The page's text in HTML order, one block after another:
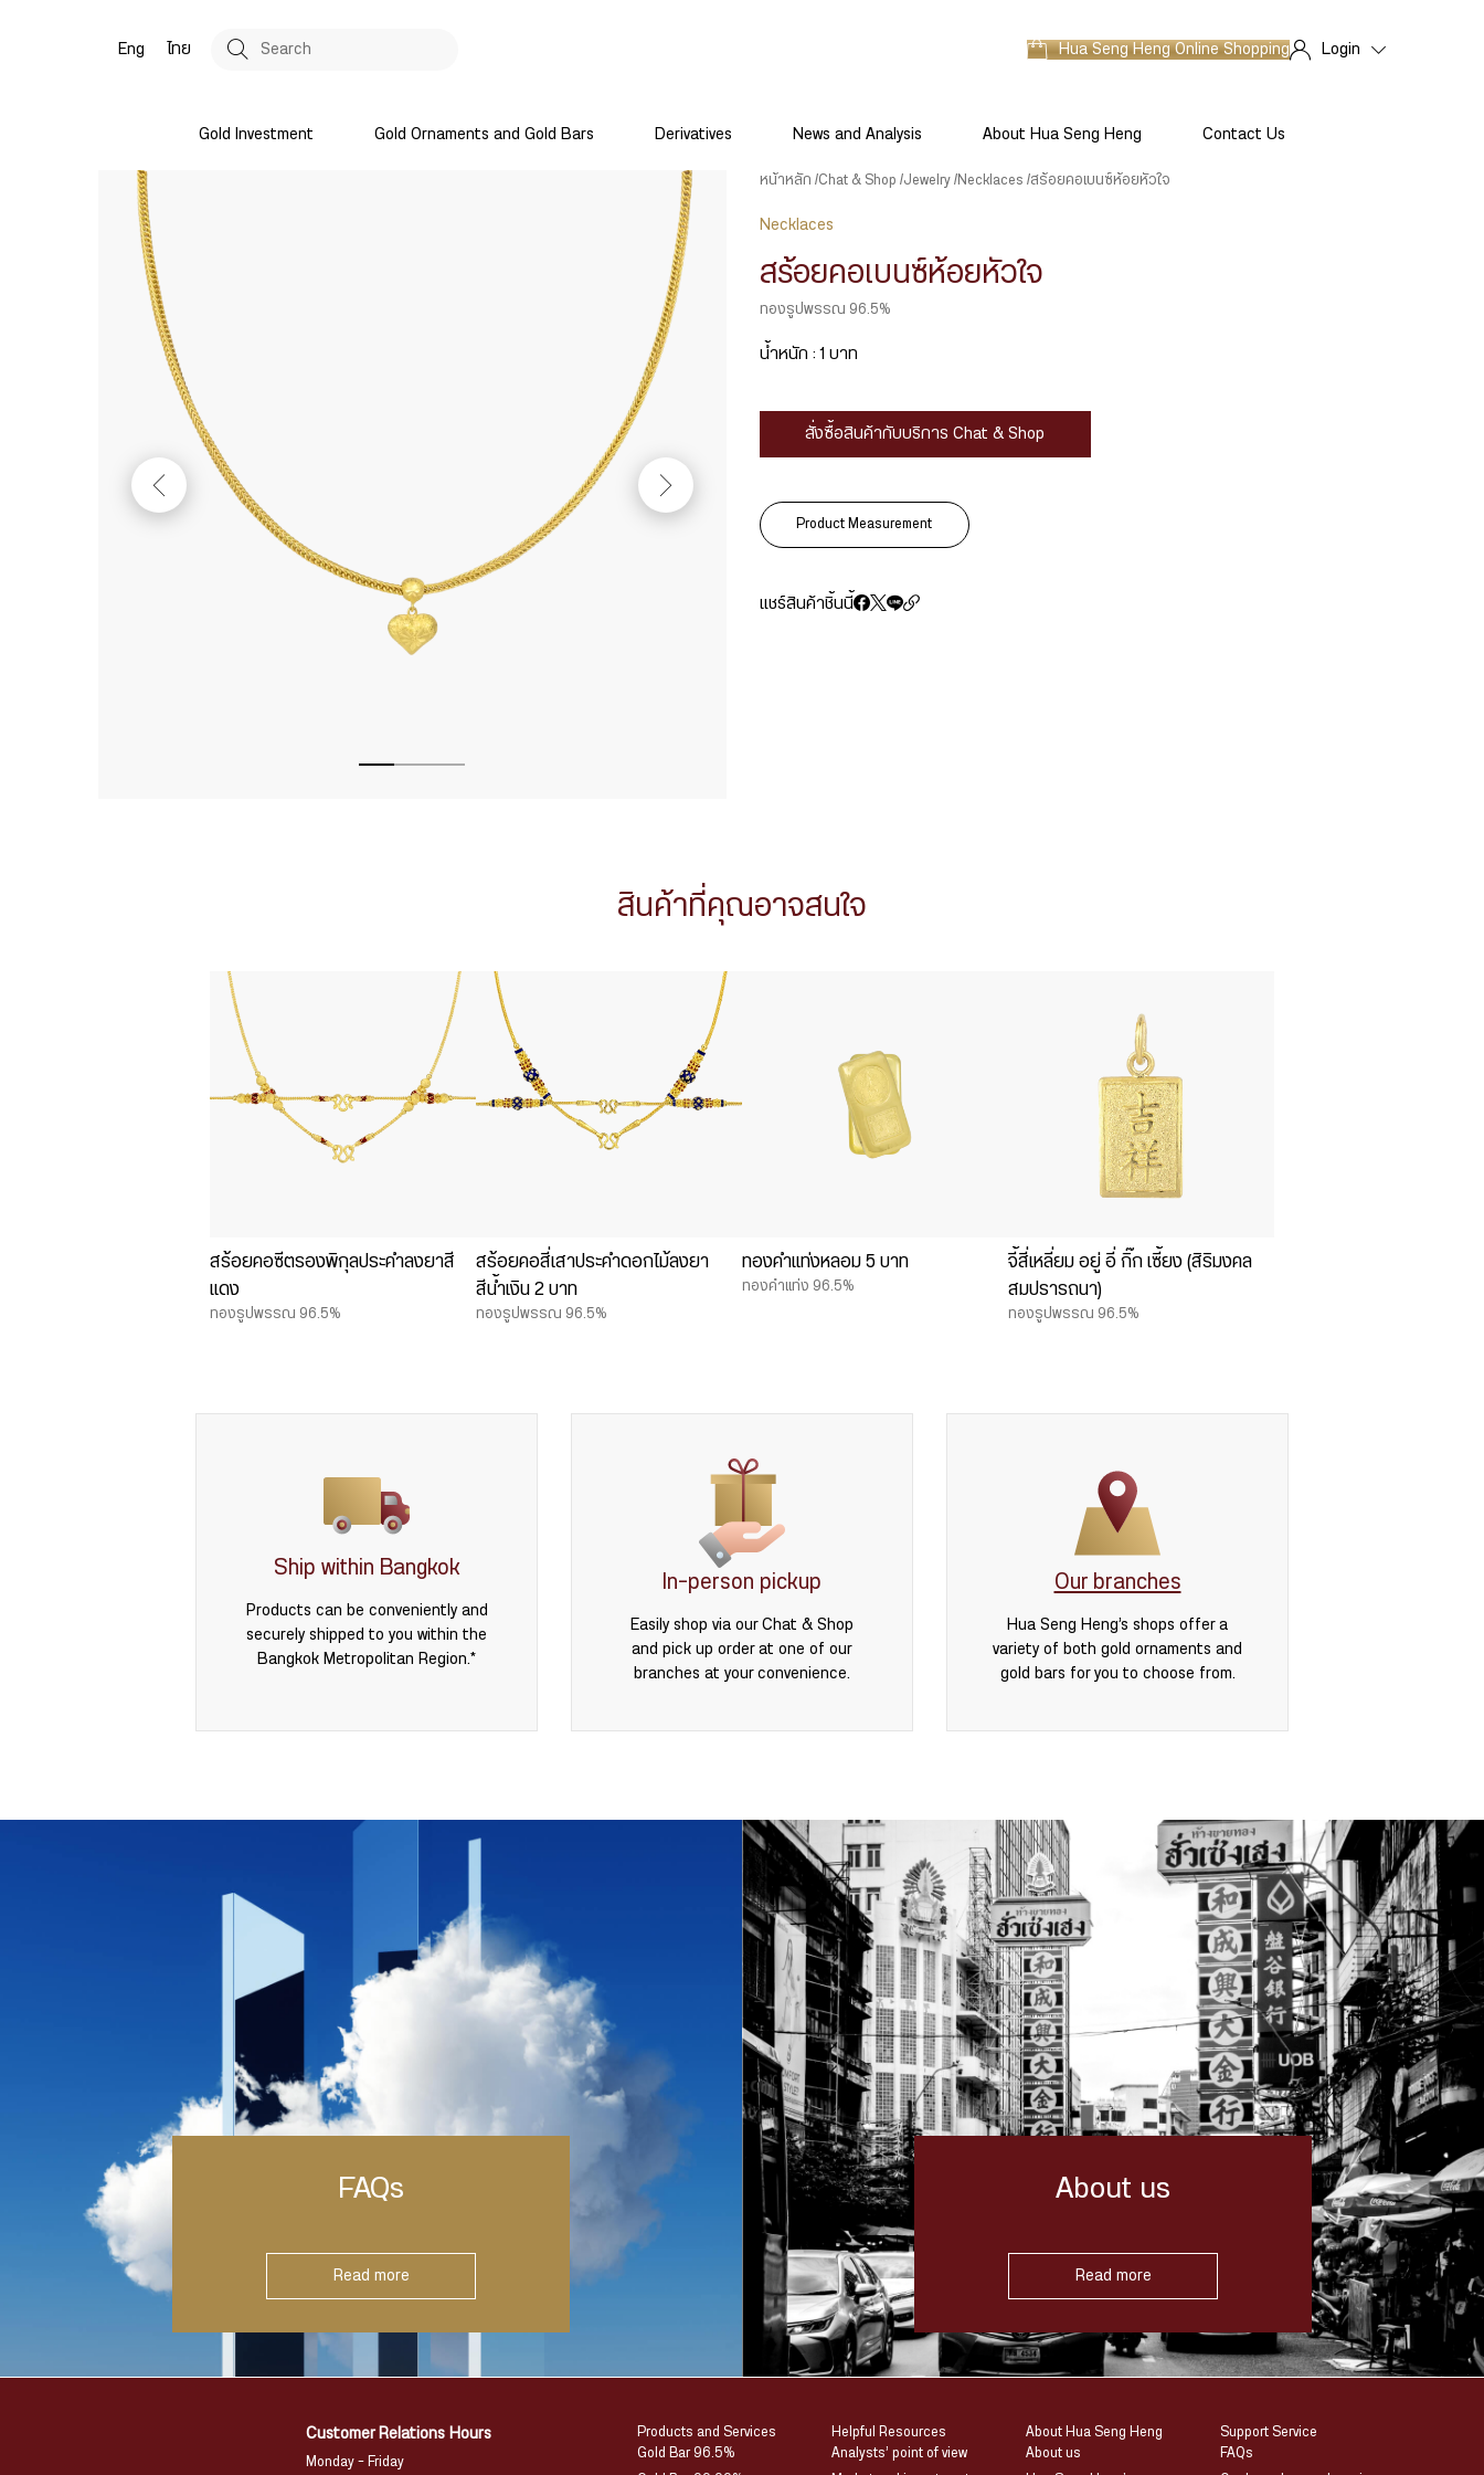
Eng ไทย Hua Seng HengOnline Shopping Login
Gold Investment Gold Ornaments and Gold Bars Derivatives News and Analysis About Hua Seng Heng Contact Us
หน้าหลัก Chat & Shop Jewelry Necklaces สร้อยคอเบนซ์ห้อยหัวใจ
Necklaces
สร้อยคอเบนซ์ห้อยหัวใจ
ทองรูปพรรณ 96.5%
น้ำหนัก : 1 บาท
สั่งซื้อสินค้ากับบริการ Chat & Shop
Product Measurement
แชร์สินค้าชิ้นนี้
สินค้าที่คุณอาจสนใจ
สร้อยคอซีตรองพิกุลประคำลงยาสี
แดง
ทองรูปพรรณ 96.5%
สร้อยคอสี่เสาประคำดอกไม้ลงยา
สีน้ำเงิน 2 บาท
ทองรูปพรรณ 96.5%
ทองคำแท่งหลอม 5 บาท
ทองคำแท่ง 96.5%
จี้สี่เหลี่ยม อยู่ อี่ กิ๊ก เซี้ยง (สิริมงคล
สมปรารถนา)
ทองรูปพรรณ 96.5%
Ship within Bangkok
Products can be conveniently and
securely shipped to you within the
Bangkok Metropolitan Region.*
In-person pickup
Easily shop via our Chat & Shop
and pick up order at one of our
branches at your convenience.
Our branches
Hua Seng Heng’s shops offer a
variety of both gold ornaments and
gold bars for you to choose from.
FAQs
Read more
About us
Read more
Customer Relations Hours
Monday – Friday
Products and Services
Gold Bar 96.5%
Helpful Resources
Analysts’ point of view
About Hua Seng Heng
About us
Support Service
FAQs